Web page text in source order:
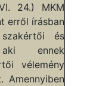
24.) MKM
erről írásban
és
aki ennek
vélemény
Amennyiben